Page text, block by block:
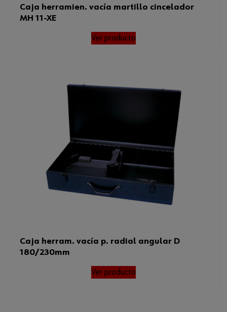
Caja herramien. vacía martillo cincelador
MH 11-XE
Ver producto
Caja herram. vacía p. radial angular D
180/230mm
Ver producto